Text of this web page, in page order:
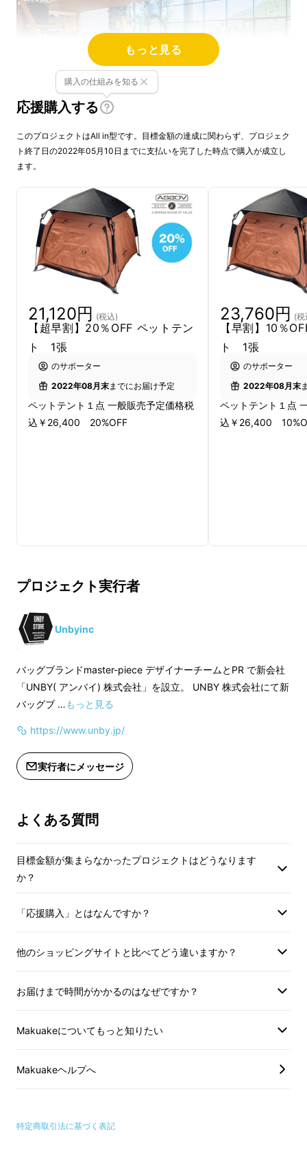
兵庫県三田市に、2021年に本社ごとお引っ越
し、
こちらの写真は、わたしたちのフラッグシップ
ストアになる三田店です。
三田店は、わんちゃんねこちゃん入店大歓迎の
お店なのですが、
毎日、本当にかわいいお客様がたくさんお越し
（スタッフが一番喜んでいます。）
もっと見る
応援購入する
購入の仕組みを知る
このプロジェクトはAll in型です。目標金額の達成に関わらず、プロジェク
ト終了日の2022年05月10日までに支払いを完了した時点で購入が成立し
ます。
21,120円 (税込)
【超早割】20％OFF ペットテン
ト 1張
のサポーター
2022年08月末までにお届け予定
ペットテント１点 一般販売予定価格税
込￥26,400 20%OFF
23,760円 (税
【早割】10％
ト 1張
のサポーター
2022年08月末
ペットテント１点
込￥26,400
プロジェクト実行者
Unbyinc
バッグブランドmaster-piece デザイナーチームとPR で新会社
「UNBY( アンバイ) 株式会社」を設立。 UNBY 株式会社にて新
バッグブ …もっと見る
https://www.unby.jp/
実行者にメッセージ
よくある質問
目標金額が集まらなかったプロジェクトはどうなります
か？
「応援購入」とはなんですか？
他のショッピングサイトと比べてどう違いますか？
お届けまで時間がかかるのはなぜですか？
Makuakeについてもっと知りたい
Makuakeヘルプへ
特定商取引法に基づく表記